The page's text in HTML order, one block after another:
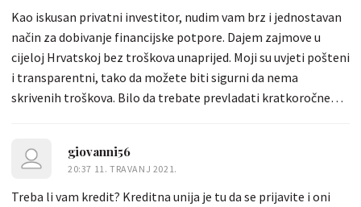
Kao iskusan privatni investitor, nudim vam brz i jednostavan
način za dobivanje financijske potpore. Dajem zajmove u
cijeloj Hrvatskoj bez troškova unaprijed. Moji su uvjeti pošteni
i transparentni, tako da možete biti sigurni da nema
skrivenih troškova. Bilo da trebate prevladati kratkoročne
kako biste saznali više o svojim mogućnostima i pronašli
rješenje koje odgovara vašoj financijskoj situaciji.
reichardklaus1@gmail.com prijavi se na mene!
giovanni56
20:37 11. TRAVANJ 2021.
Treba li vam kredit? Kreditna unija je tu da se prijavite i oni